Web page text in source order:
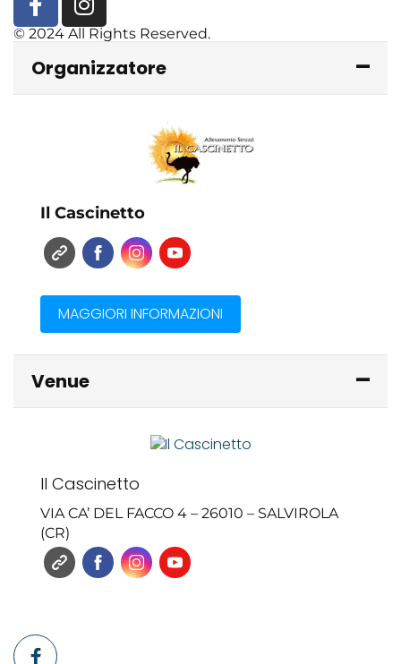
© 2024 All Rights Reserved.
Organizzatore
Il Cascinetto
MAGGIORI INFORMAZIONI
Venue
Il Cascinetto
VIA CA’ DEL FACCO 4 – 26010 – SALVIROLA
(CR)